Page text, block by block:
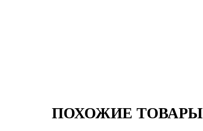
ПОХОЖИЕ ТОВАРЫ